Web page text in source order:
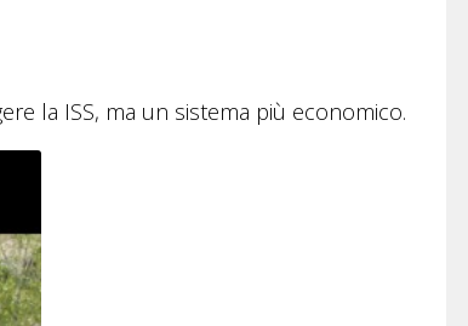
la ISS, ma un sistema più economico.